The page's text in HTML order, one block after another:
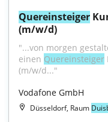
Quereinsteiger
(m/w/d)
"...von morgen
einen Quereinsteiger
(m/w/d..."
Vodafone GmbH
Düsseldorf, Raum